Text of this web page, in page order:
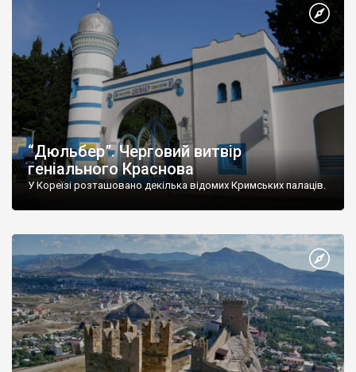
“Дюльбер”. Черговий витвір
геніального Краснова
У Кореїзі розташовано декілька відомих Кримських палаців.